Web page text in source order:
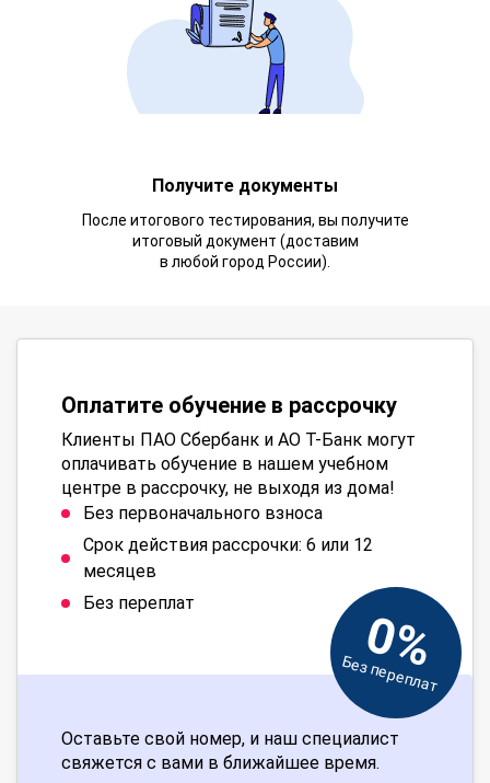
Получите документы
После итогового тестирования, вы получите
итоговый документ (доставим
в любой город России).
Оплатите обучение в рассрочку
Клиенты ПАО Сбербанк и АО Т-Банк могут
оплачивать обучение в нашем учебном
центре в рассрочку, не выходя из дома!
Без первоначального взноса
Срок действия рассрочки: 6 или 12
месяцев
Без переплат
0%
Без переплат
Оставьте свой номер, и наш специалист
свяжется с вами в ближайшее время.